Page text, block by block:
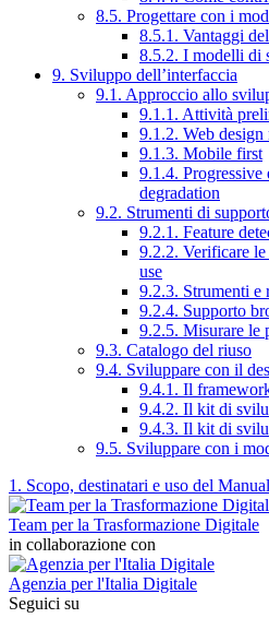
8.5. Progettare con i
8.5.1. Vantaggi
8.5.2. I modelli di
9. Sviluppo dell’interfaccia
9.1. Approccio allo
9.1.1. Attività
9.1.2. Web design
9.1.3. Mobile first
9.1.4. Progressive
degradation
9.2. Strumenti di
9.2.1. Feature
9.2.2. Verificare
use
9.2.3. Strumenti e
9.2.4. Supporto
9.2.5. Misurare le
9.3. Catalogo del riuso
9.4. Sviluppare con il
9.4.1. Il
9.4.2. Il kit di
9.4.3. Il kit di
9.5. Sviluppare con i
1. Scopo, destinatari e uso del
Team per la Trasformazione Digitale
in collaborazione con
Agenzia per l'Italia Digitale
Seguici su